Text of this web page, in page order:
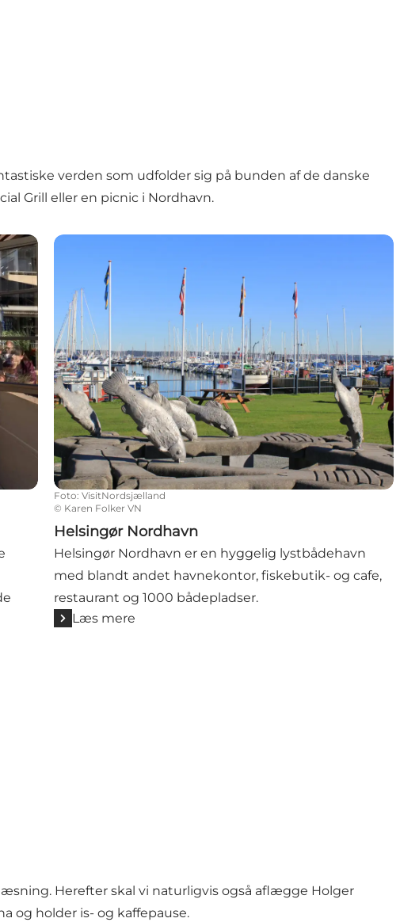
verden som udfolder sig på bunden af de danske
Grill eller en picnic i Nordhavn.
Helsingør Nordhavn
Foto: VisitNordsjælland
© Karen Folker VN
Helsingør Nordhavn
Helsingør Nordhavn er en hyggelig lystbådehavn
med blandt andet havnekontor, fiskebutik- og cafe,
restaurant og 1000 bådepladser.
Læs mere
Herefter skal vi naturligvis også aflægge Holger
og holder is- og kaffepause.